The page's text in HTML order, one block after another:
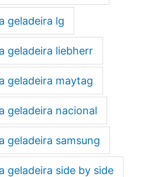
geladeira lg
geladeira liebherr
geladeira maytag
geladeira nacional
geladeira samsung
geladeira side by side